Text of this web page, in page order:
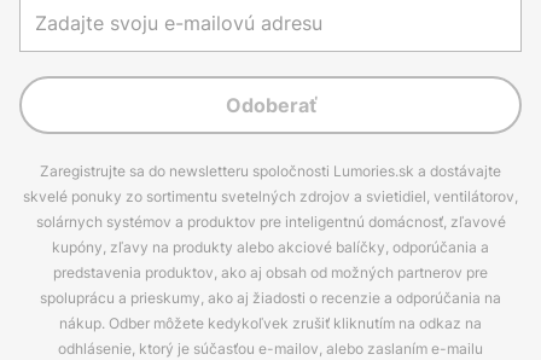
Odoberať
Zaregistrujte sa do newsletteru spoločnosti Lumories.sk a dostávajte
skvelé ponuky zo sortimentu svetelných zdrojov a svietidiel, ventilátorov,
solárnych systémov a produktov pre inteligentnú domácnosť, zľavové
kupóny, zľavy na produkty alebo akciové balíčky, odporúčania a
predstavenia produktov, ako aj obsah od možných partnerov pre
spoluprácu a prieskumy, ako aj žiadosti o recenzie a odporúčania na
nákup. Odber môžete kedykoľvek zrušiť kliknutím na odkaz na
odhlásenie, ktorý je súčasťou e-mailov, alebo zaslaním e-mailu